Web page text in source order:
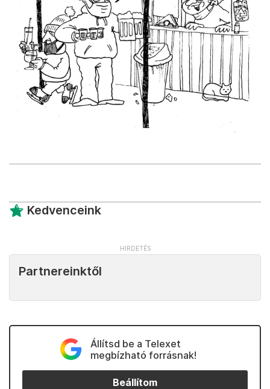
Kedvenceink
Partnereinktől
Állítsd be a Telexet
megbízható forrásnak!
Beállítom